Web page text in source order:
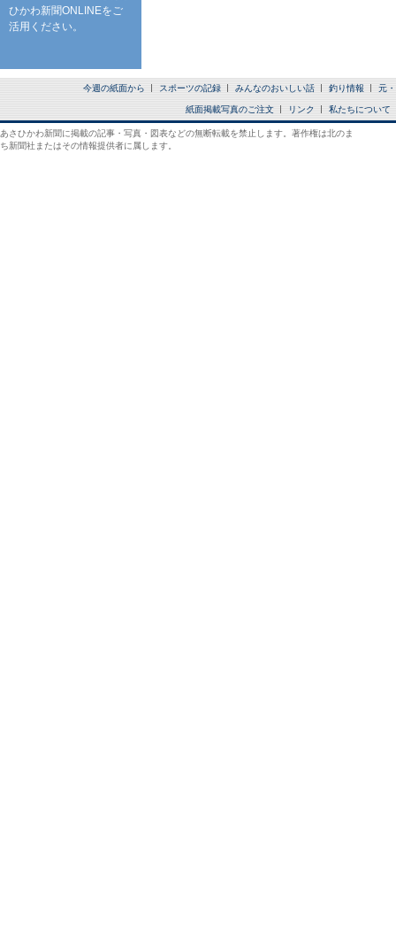
ひかわ新聞ONLINEをご
活用ください。
今週の紙面から スポーツの記録 みんなのおいしい話 釣り情報 元
紙面掲載写真のご注文 リンク 私たちについて
あさひかわ新聞に掲載の記事・写真・図表などの無断転載を禁止します。著作権は北のま
ち新聞社またはその情報提供者に属します。